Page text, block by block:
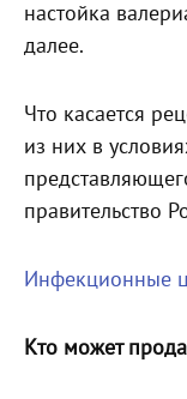
настойка
далее.
Что касается
из них в
правительство
Инфекционные
Кто может